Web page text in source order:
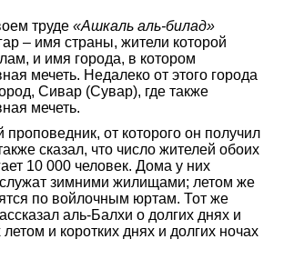
труде «Ашкаль аль-билад»
– имя страны, жители которой
и имя города, в котором
мечеть. Недалеко от этого города
Сивар (Сувар), где также
мечеть.
проповедник, от которого он получил
сказал, что число жителей обоих
10 000 человек. Дома у них
зимними жилищами; летом же
по войлочным юртам. Тот же
аль-Балхи о долгих днях и
летом и коротких днях и долгих ночах